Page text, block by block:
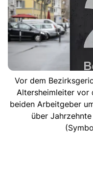
Vor dem
Altersheimleiter vor
beiden Arbeitgeber
über